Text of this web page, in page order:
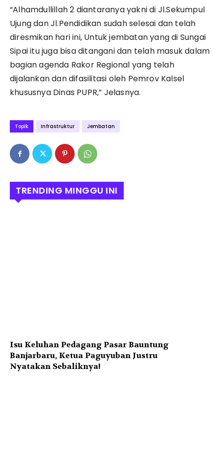
“Alhamdullillah 2 diantaranya yakni di Jl.Sekumpul
Ujung dan Jl.Pendidikan sudah selesai dan telah
diresmikan hari ini, Untuk jembatan yang di Sungai
Sipai itu juga bisa ditangani dan telah masuk dalam
bagian agenda Rakor Regional yang telah
dijalankan dan difasilitasi oleh Pemrov Kalsel
khususnya Dinas PUPR,” Jelasnya.
Topik Infrastruktur Jembatan
TRENDING MINGGU INI
Isu Keluhan Pedagang Pasar Bauntung
Banjarbaru, Ketua Paguyuban Justru
Nyatakan Sebaliknya!